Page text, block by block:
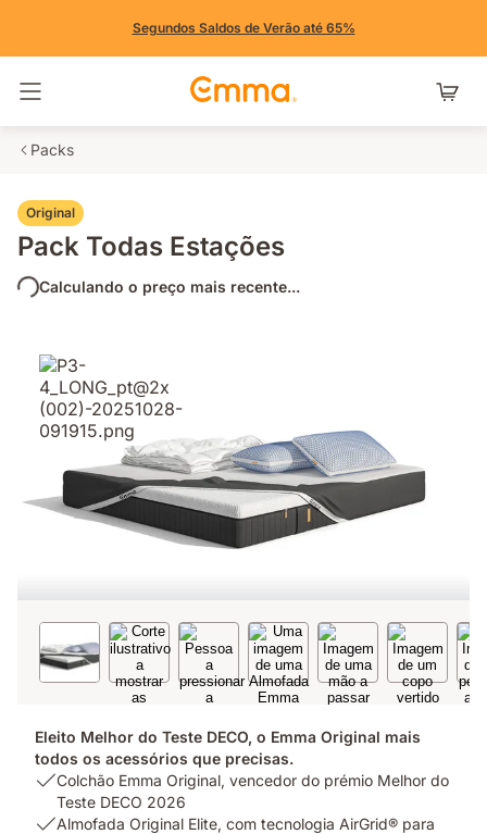
Segundos Saldos de Verão até 65%
Packs
Original
Pack Todas Estações
Calculando o preço mais recente...
Eleito Melhor do Teste DECO, o Emma Original mais
todos os acessórios que precisas.
USP
Colchão
Colchão Emma Original, vencedor do prémio Melhor do
Teste DECO 2026
USPAlmofada Original Elite, com tecnologia AirGrid® para